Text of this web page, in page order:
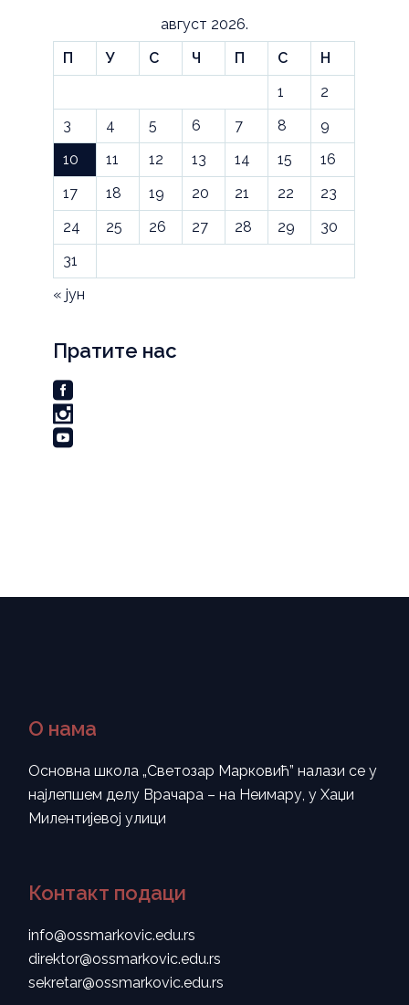
август 2026.
П
У С Ч П С
Н
1
2
3
4 5 6 7 8
9
10
11 12 13 14 15
16
17
18 19 20 21 22
23
24
25 26 27 28 29
30
31
« јун
Пратите нас
О нама
Основна школа „Светозар Марковић” налази се у
најлепшем делу Врачара – на Неимару, у Хаџи
Милентијевој улици
Контакт подаци
info@ossmarkovic.edu.rs
direktor@ossmarkovic.edu.rs
sekretar@ossmarkovic.edu.rs